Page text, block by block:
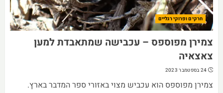
חרקים ופרוקי רגליים
צמירן מפוספס – עכבישה שמתאבדת למען
צאצאיה‎
24 בספטמבר 2023
צמירן מפוספס הוא עכביש מצוי באזורי ספר המדבר בארץ.